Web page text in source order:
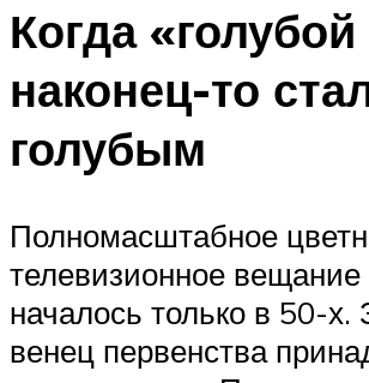
Когда
наконец-то
голубым
Полномасштабное
телевизионное
началось только в 50-х.
венец первенства